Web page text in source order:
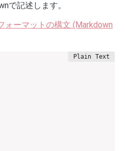
で記述します。
ォーマットの構文 (Markdown